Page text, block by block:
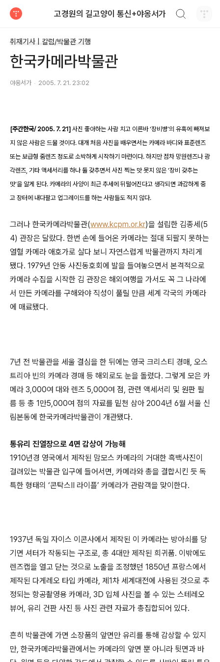
고경원의 길고양이 통신+야옹서가
취재기사 | 칼럼/박물관 기행
한국카메라박물관
야옹서가 2005. 7. 21. 23:02
[주간한국/ 2005. 7. 21] 사진 좋아하는 사람 치고 이른바 ‘장비병’의 유혹에 빠져보
지 않은 사람은 드물 것이다. 대개 처음 사진을 배우면서는 카메라 바디와 표준렌즈
또는 보급형 줌렌즈 정도로 소박하게 시작하기 마련이다. 하지만 점차 망원렌즈나 광
각렌즈, 기타 액세서리를 하나 둘 갖추면서 사진 찍는 맛 못지 않은 ‘장비 갖추는
맛’을 알게 된다. 카메라의 사양이 최근 추세에 뒤떨어진다고 생각되면 과감하게 중
고 장터에 내다팔고 업그레이드를 하는 사람들도 적지 않다.
그러나 한국카메라박물관(www.kcpm.or.kr)을 설립한 김종세(5
4) 관장은 달랐다. 한번 손에 들어온 카메라는 절대 되팔지 못하는
열혈 카메라 애호가로 살다 보니 자연스럽게 박물관까지 차리게
됐다. 1979년 안동 사진동호회에 발을 들여놓으면서 본격적으로
카메라 수집을 시작한 김 관장은 해외여행을 가서도 꼭 그 나라에
서 만든 카메라를 구해와야 직성이 풀릴 만큼 세계 각국의 카메라
에 매료됐다.
7년 전 박물관을 세울 결심을 한 뒤에는 영국 크리스티 경매, 오스
트리아 빈의 카메라 경매 등 해외로도 눈을 돌렸다. 그렇게 모은 카
메라 3,000여 대와 렌즈 5,000여 점, 관련 액세서리 및 원판 필
름 등 총 1만5,000여 점의 자료를 밑천 삼아 2004년 6월 서울 신
림본동에 한국카메라박물관이 개관됐다.
통유리 진열장으로 4면 감상이 가능해
1910년경 영국에서 제작된 맘모스 카메라의 거대한 흑백사진이
걸려있는 박물관 입구에 들어서면, 카메라와 총을 결합시킨 듯 독
특한 형태의 ‘콘탁스Ⅱ 라이플’ 카메라가 관람객을 맞이한다.
1937년 독일 자이스 이콘사에서 제작된 이 카메라는 방아쇠를 당
기면 셔터가 작동되는 구조로, 총 4대만 제작된 희귀품. 이밖에도
렌즈캡을 열고 닫는 것으로 노출을 조정했던 1850년 프랑스에서
제작된 다게레오 타입 카메라, 제1차 세계대전에 사용된 것으로 추
정되는 항공촬영용 카메라, 3D 입체 사진을 볼 수 있는 스테레오
뷰어, 유리 건판 사진 등 사진 관련 자료가 총집합되어 있다.
흔히 박물관에 가면 소장품의 앞면만 유리를 통해 감상할 수 있지
만, 한국카메라박물관에서는 카메라의 앞면 뿐 아니라 뒷면과 바